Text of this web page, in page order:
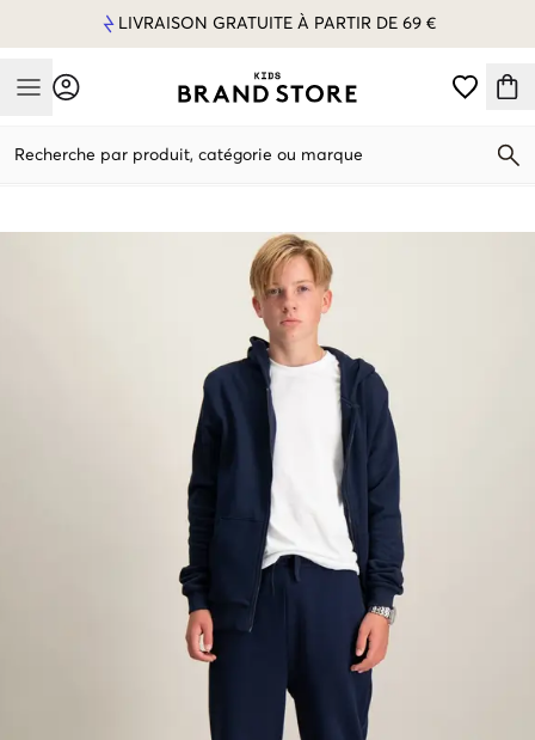
LIVRAISON GRATUITE À PARTIR DE 69 €
Mobile Menu
Recherche par produit, catégorie ou marque